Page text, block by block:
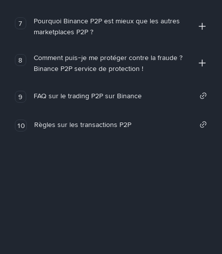
7
Pourquoi Binance P2P est mieux que les autres
marketplaces P2P ?
8
Comment puis-je me protéger contre la fraude ?
Binance P2P service de protection !
9 FAQ sur le trading P2P sur Binance
10 Règles sur les transactions P2P